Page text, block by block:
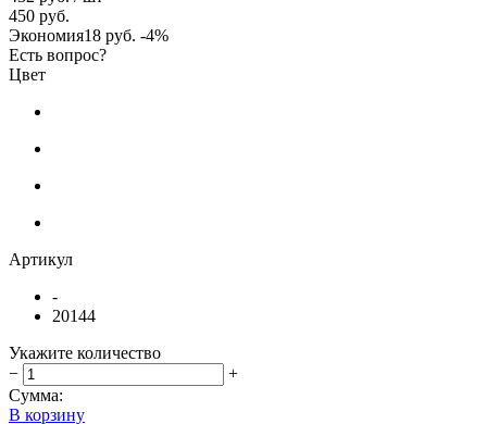
450 руб.
Экономия18 руб. -4%
Есть вопрос?
Цвет
Артикул
-
20144
Укажите количество
−
+
Сумма:
В корзину